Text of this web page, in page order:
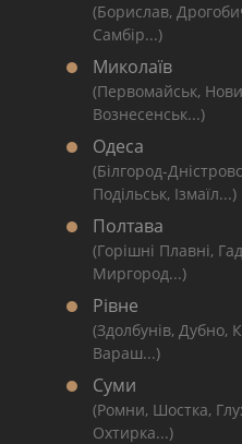
(Борислав,
Самбір...)
Миколаїв
(Первомайськ,
Вознесенськ...)
Одеса
(Білгород-
Подільськ, Ізмаїл...)
Полтава
(Горішні Плавні,
Миргород...)
Рівне
(Здолбунів, Дубно,
Вараш...)
Суми
(Ромни, Шостка,
Охтирка...)